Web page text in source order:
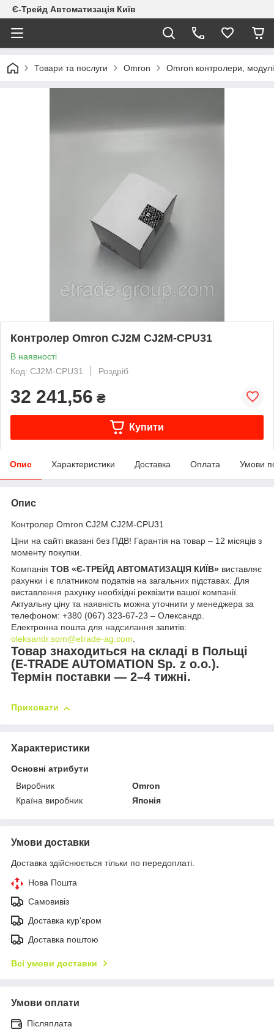
Є-Трейд Автоматизація Київ
Товари та послуги Omron Omron контролери,
Контролер Omron CJ2M CJ2M-CPU31
В наявності
Код: CJ2M-CPU31
Роздріб
32 241,56 ₴
Купити
Опис Характеристики Доставка Оплата Умови
Опис
Контролер Omron CJ2M CJ2M-CPU31
Ціни на сайті вказані без ПДВ! Гарантія на товар – 12 місяців з
моменту покупки.
Компанія ТОВ «Є-ТРЕЙД АВТОМАТИЗАЦІЯ КИЇВ» виставляє
рахунки і є платником податків на загальних підставах. Для
виставлення рахунку необхідні реквізити вашої компанії.
Актуальну ціну та наявність можна уточнити у менеджера за
телефоном: +380 (067) 323-67-23 – Олександр.
Електронна пошта для надсилання запитів:
oleksandr.som@etrade-ag.com
Товар знаходиться на складі в Польщі
(E-TRADE AUTOMATION Sp. z o.o.).
Термін поставки — 2–4 тижні.
Приховати
Характеристики
Основні атрибути
Виробник
Omron
Країна виробник
Японія
Умови доставки
Доставка здійснюється тільки по передоплаті.
Нова Пошта
Самовивіз
Доставка кур'єром
Доставка поштою
Всі умови доставки
Умови оплати
Післяплата